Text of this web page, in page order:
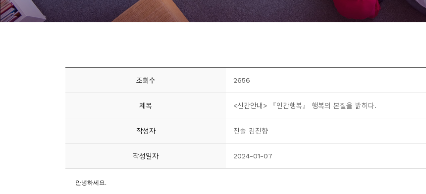
조회수 2656
제목 <신간안내> 『인간행복』 행복의 본질을 밝히다.
작성자 진솔 김진향
작성일자 2024-01-07
니
티